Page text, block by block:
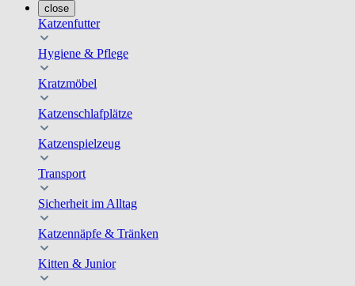
close
Katzenfutter
Hygiene & Pflege
Kratzmöbel
Katzenschlafplätze
Katzenspielzeug
Transport
Sicherheit im Alltag
Katzennäpfe & Tränken
Kitten & Junior